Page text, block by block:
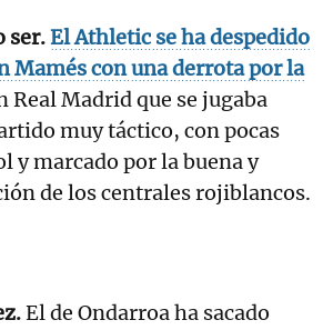
ser.El Athletic se ha despedido
Mamés con una derrota por la
Real Madrid que se jugaba
muy táctico, con pocas
y marcado por la buena y
de los centrales rojiblancos.
El de Ondarroa ha sacado